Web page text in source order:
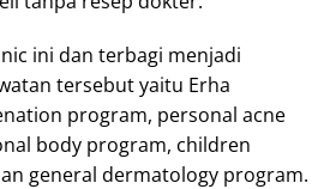
ini dan terbagi menjadi
tersebut yaitu Erha
program, personal acne
body program, children
general dermatology program.